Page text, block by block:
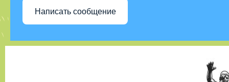
Написать сообщение